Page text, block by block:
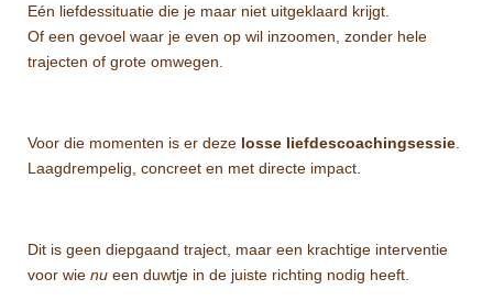
Eén liefdessituatie die je maar niet uitgeklaard krijgt.
Of een gevoel waar je even op wil inzoomen, zonder hele
trajecten of grote omwegen.
Voor die momenten is er deze losse liefdescoachingsessie
Laagdrempelig, concreet en met directe impact.
Dit is geen diepgaand traject, maar een krachtige interventie
voor wie nu een duwtje in de juiste richting nodig heeft.